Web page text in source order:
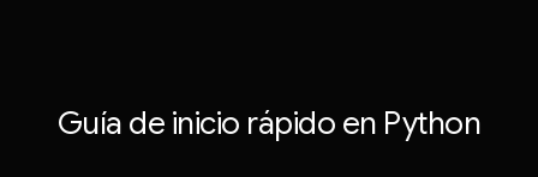
Guía de inicio rápido en Python